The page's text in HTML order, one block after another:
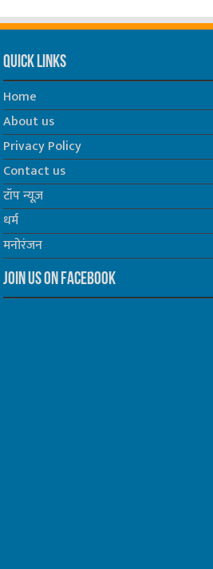
Quick Links
Home
About us
Privacy Policy
Contact us
टॉप न्यूज़
धर्म
मनोरंजन
Join us on Facebook